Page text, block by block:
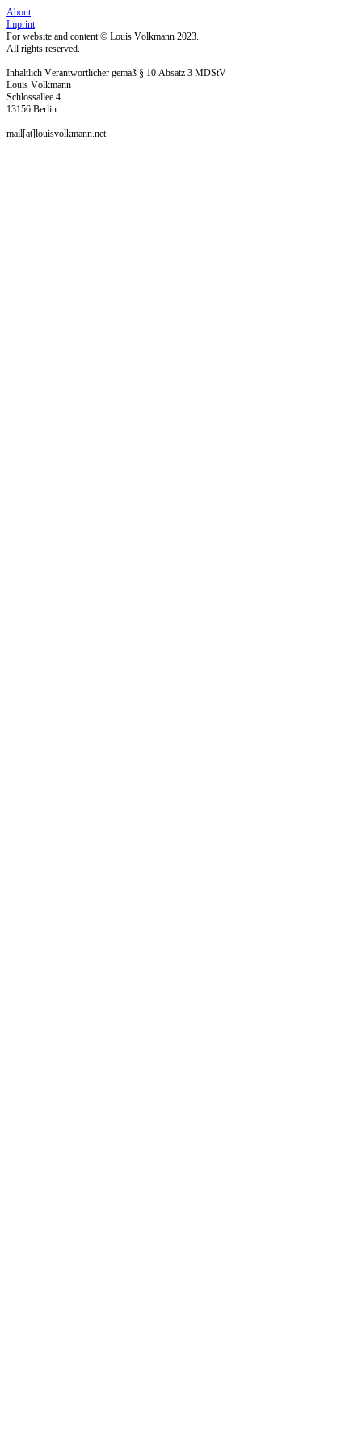
About
Imprint
For website and content © Louis Volkmann 2023.
All rights reserved.
Inhaltlich Verantwortlicher gemäß § 10 Absatz 3 MDStV
Louis Volkmann
Schlossallee 4
13156 Berlin
mail[at]louisvolkmann.net